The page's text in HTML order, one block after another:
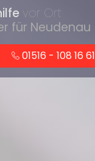
vor Ort
für Neudenau
01516 - 108 16 61